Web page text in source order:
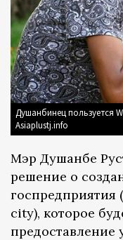
Душанбинец пользуется
Asiaplustj.info
Мэр Душанбе
решение о
госпредприятия
city), которое
предоставление